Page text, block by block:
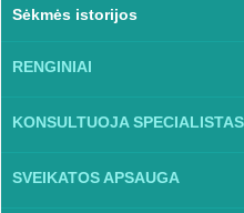
Sėkmės istorijos
RENGINIAI
KONSULTUOJA SPECIALISTAS
SVEIKATOS APSAUGA